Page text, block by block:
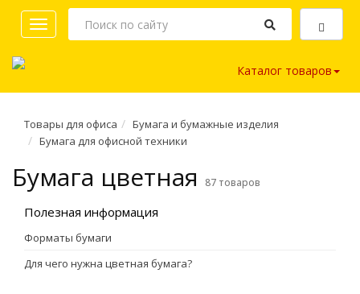
Toggle
navigation
Каталог товаров
Товары для офиса
Бумага и бумажные изделия
Бумага для офисной техники
Бумага цветная 87 товаров
Полезная информация
Форматы бумаги
Для чего нужна цветная бумага?